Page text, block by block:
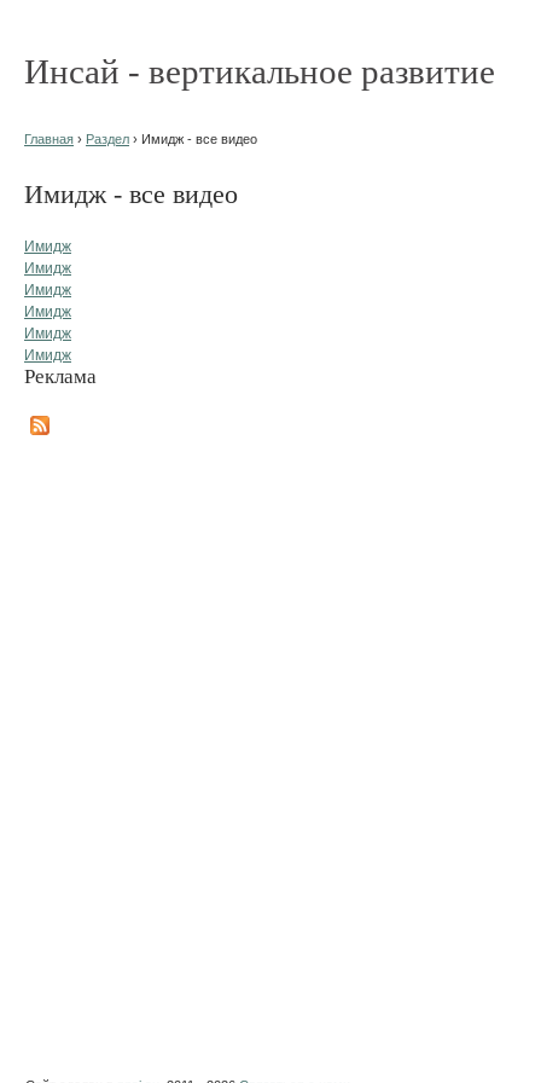
Инсай - вертикальное развитие
Главная › Раздел › Имидж - все видео
Имидж - все видео
Имидж
Имидж
Имидж
Имидж
Имидж
Имидж
Реклама